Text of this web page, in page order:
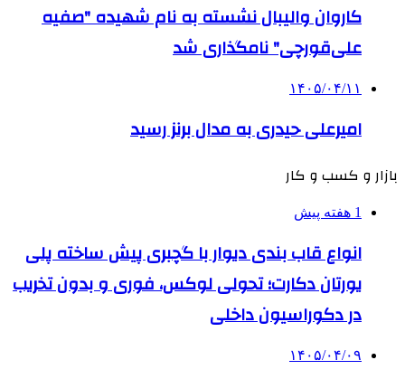
کاروان والیبال نشسته به نام شهیده "صفیه
علی‌قورچی" نامگذاری شد
۱۴۰۵/۰۴/۱۱
امیرعلی حیدری به مدال برنز رسید
بازار و کسب و کار
1 هفته پیش
انواع قاب بندی دیوار با گچبری پیش ساخته پلی
یورتان دکارت؛ تحولی لوکس، فوری و بدون تخریب
در دکوراسیون داخلی
۱۴۰۵/۰۴/۰۹